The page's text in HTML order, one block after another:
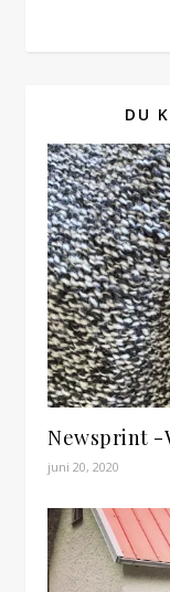
DU
Newsprint -
juni 20, 2020